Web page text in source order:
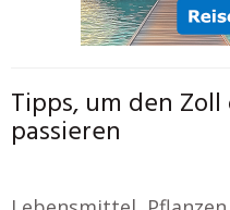
Tipps, um den
passieren